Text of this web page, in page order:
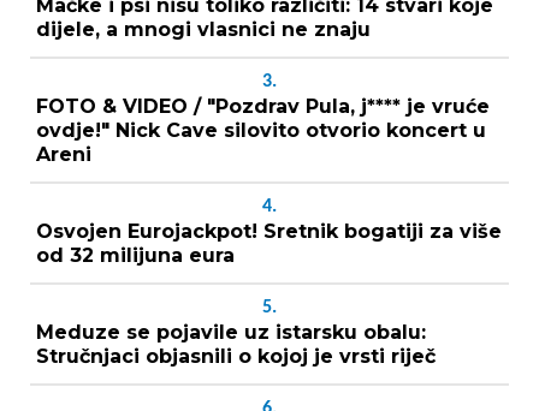
Mačke i psi nisu toliko različiti: 14 stvari koje
dijele, a mnogi vlasnici ne znaju
3.
FOTO & VIDEO / "Pozdrav Pula, j**** je vruće
ovdje!" Nick Cave silovito otvorio koncert u
Areni
4.
Osvojen Eurojackpot! Sretnik bogatiji za više
od 32 milijuna eura
5.
Meduze se pojavile uz istarsku obalu:
Stručnjaci objasnili o kojoj je vrsti riječ